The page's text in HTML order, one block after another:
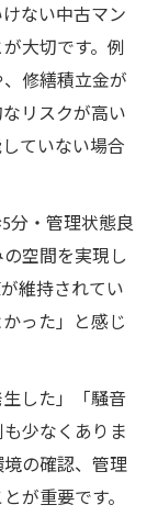
ない中古マン
大切です。例
修繕積立金が
リスクが高い
ていない場合
分・管理状態良
空間を実現し
維持されてい
った」と感じ
した」「騒音
少なくありま
の確認、管理
が重要です。